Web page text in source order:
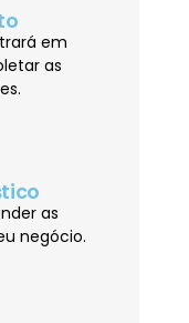
em
as
as
negócio.